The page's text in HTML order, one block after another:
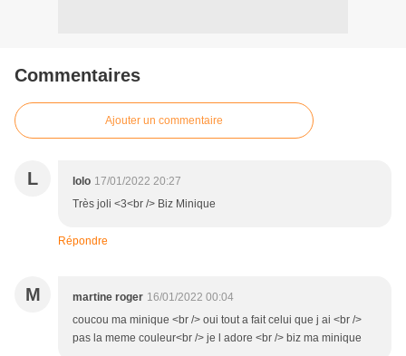
Commentaires
Ajouter un commentaire
L lolo 17/01/2022 20:27
Très joli <3<br /> Biz Minique
Répondre
M martine roger 16/01/2022 00:04
coucou ma minique <br /> oui tout a fait celui que j ai <br />
pas la meme couleur<br /> je l adore <br /> biz ma minique